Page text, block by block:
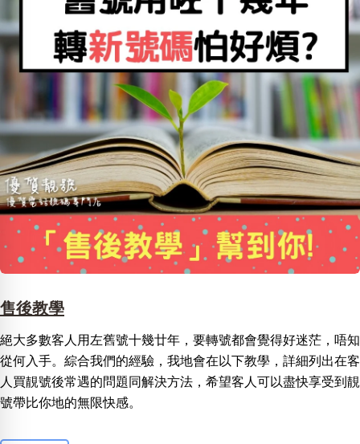
售後教學
絕大多數客人用左舊號十幾廿年，要轉號都會覺得好迷茫，唔知
從何入手。綜合我們的經驗，我地會在以下教學，詳細列出在客
人買靚號後常遇的問題同解決方法，希望客人可以盡快享受到靚
號帶比你地的無限快感。